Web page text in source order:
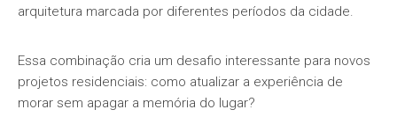
arquitetura marcada por diferentes períodos da cidade.
Essa combinação cria um desafio interessante para novos
projetos residenciais: como atualizar a experiência de
morar sem apagar a memória do lugar?